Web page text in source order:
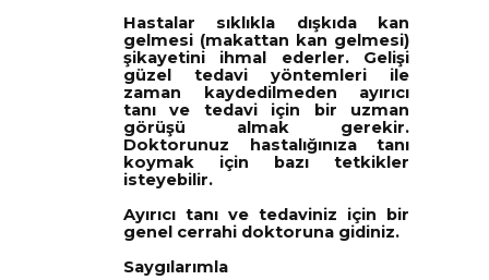
Hastalar sıklıkla dışkıda kan
gelmesi (makattan kan gelmesi)
şikayetini ihmal ederler. Gelişi
güzel tedavi yöntemleri ile
zaman kaydedilmeden ayırıcı
tanı ve tedavi için bir uzman
görüşü almak gerekir.
Doktorunuz hastalığınıza tanı
koymak için bazı tetkikler
isteyebilir.
Ayırıcı tanı ve tedaviniz için bir
genel cerrahi doktoruna gidiniz.
Saygılarımla